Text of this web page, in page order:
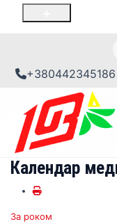
+380442345186
Календар
За роком